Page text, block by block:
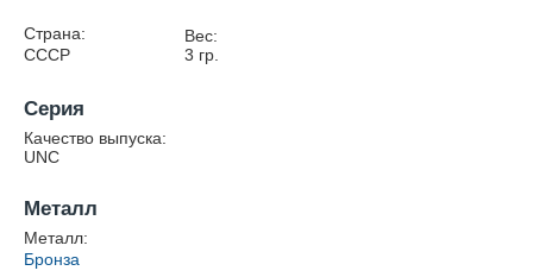
Страна:
СССР
Вес:
3 гр.
Серия
Качество выпуска:
UNC
Металл
Металл:
Бронза